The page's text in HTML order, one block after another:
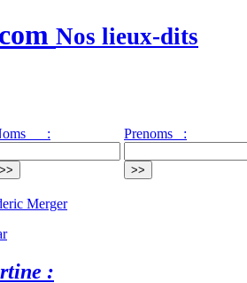
Nos lieux-dits
: Prenoms :
Merger
: